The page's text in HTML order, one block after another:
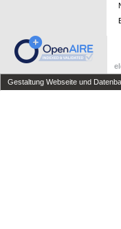
Gestaltung Webseite und